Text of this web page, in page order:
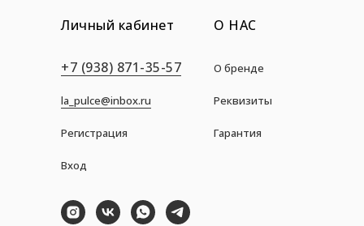
О НАС
О бренде
Личный кабинет
Вход
+7 (938) 871-35-57
la_pulce@inbox.ru Реквизиты
Гарантия
Регистрация